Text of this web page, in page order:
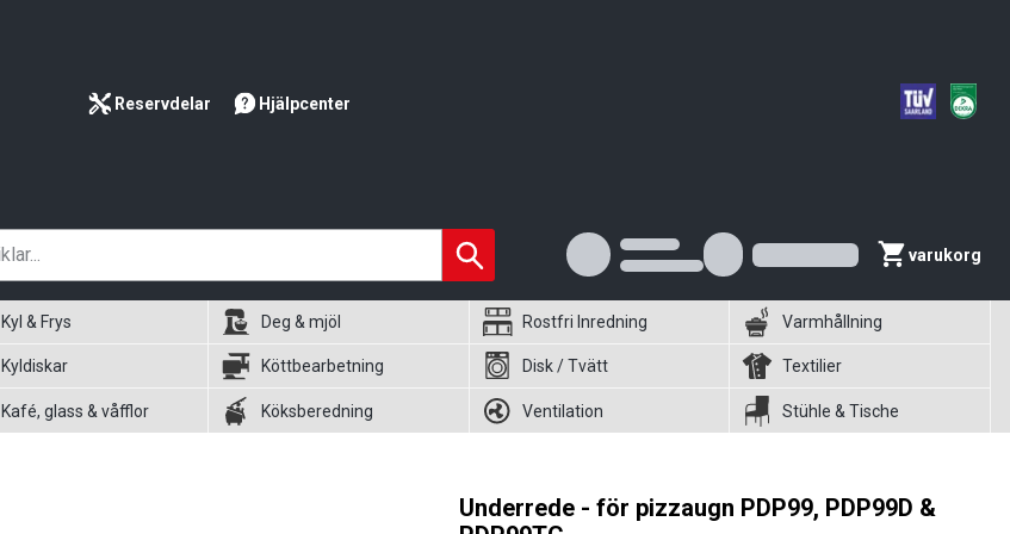
Reservdelar Hjälpcenter
varukorg
Kyl & Frys Deg & mjöl Rostfri Inredning Varmhållning
Kyldiskar Köttbearbetning Disk / Tvätt Textilier
Kafé, glass & våfflor Köksberedning Ventilation Stühle & Tische
Underrede - för pizzaugn PDP99, PDP99D &